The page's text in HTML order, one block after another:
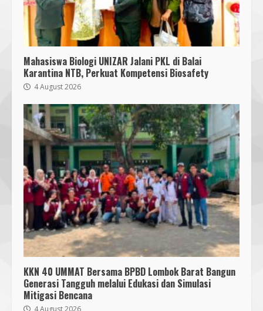
Mahasiswa Biologi UNIZAR Jalani PKL di Balai
Karantina NTB, Perkuat Kompetensi Biosafety
4 August 2026
KKN 40 UMMAT Bersama BPBD Lombok Barat Bangun
Generasi Tangguh melalui Edukasi dan Simulasi
Mitigasi Bencana